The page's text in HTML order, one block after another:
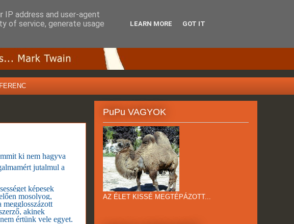
ki nem hagyva
jutalmul a
képesek
mosolyog,
megglosszázott
akinek
értünk vele egyet.
PuPu VAGYOK
AZ ÉLET KISSÉ MEGTÉPÁZOTT...
IP address and user-agent
of service, generate usage
LEARN MORE GOT IT